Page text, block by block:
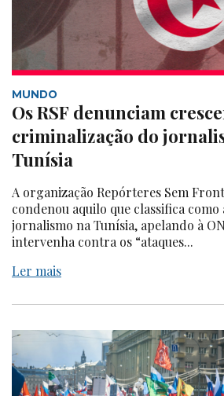
MUNDO
Os RSF denunciam
criminalização do
Tunísia
A organização Repórteres Sem
condenou aquilo que classifica
jornalismo na Tunísia, apelando à
intervenha contra os “ataques...
Ler mais